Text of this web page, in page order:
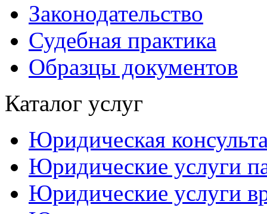
Законодательство
Судебная практика
Образцы документов
Каталог услуг
Юридическая
Юридические услуги
Юридические услуги